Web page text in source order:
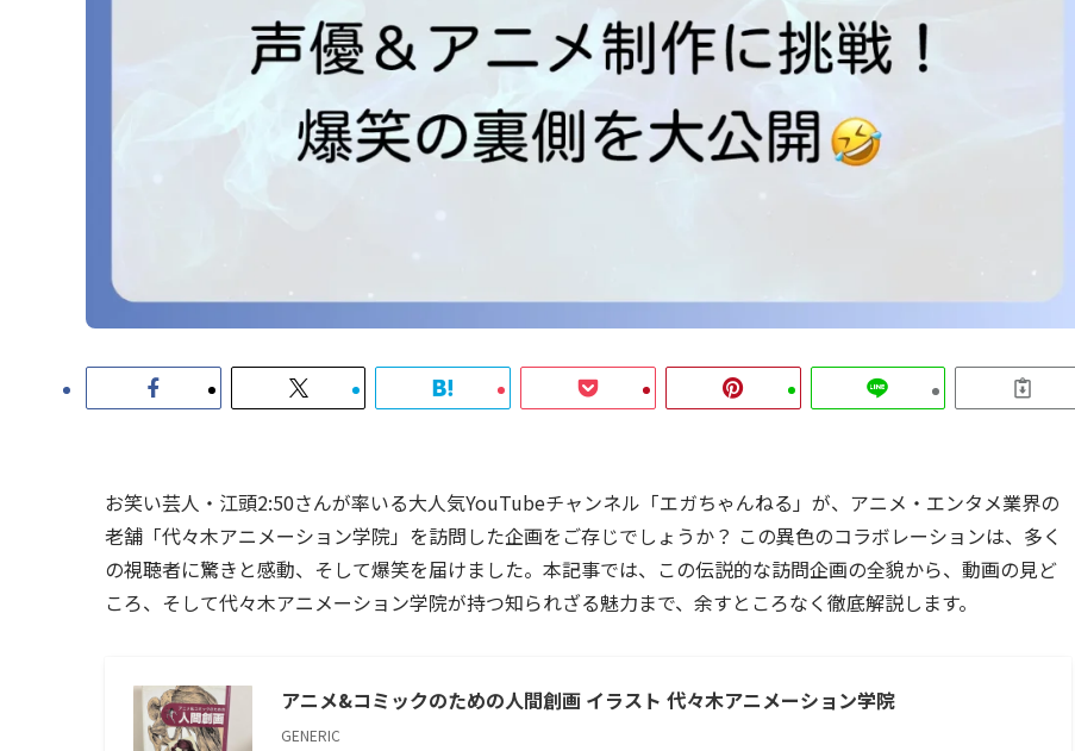
お笑い芸人・江頭2:50さんが率いる大人気YouTubeチャンネル「エガちゃんねる」が、アニメ・エンタメ業界の
老舗「代々木アニメーション学院」を訪問した企画をご存じでしょうか？ この異色のコラボレーションは、多く
の視聴者に驚きと感動、そして爆笑を届けました。本記事では、この伝説的な訪問企画の全貌から、動画の見ど
ころ、そして代々木アニメーション学院が持つ知られざる魅力まで、余すところなく徹底解説します。
アニメ&コミックのための人間創画 イラスト 代々木アニメーション学院
GENERIC